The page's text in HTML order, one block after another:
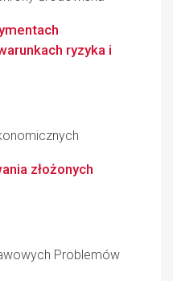
ryzyka i
złożonych
Problemów